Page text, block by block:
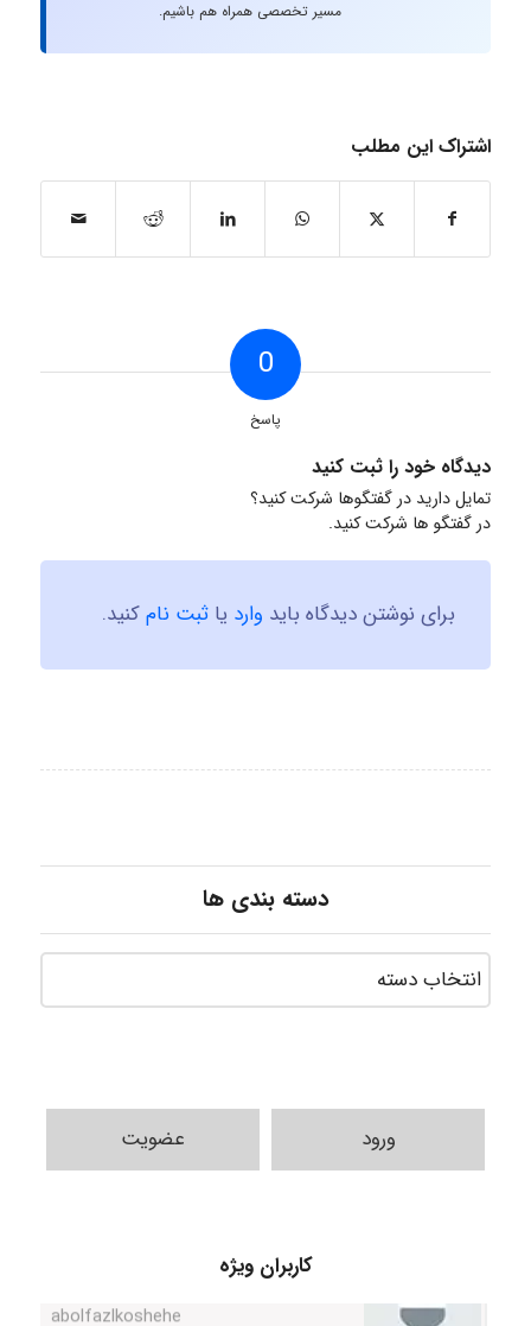
مسیر تخصصی همراه هم باشیم.
اشتراک این مطلب
0
پاسخ
دیدگاه خود را ثبت کنید
تمایل دارید در گفتگوها شرکت کنید؟
در گفتگو ها شرکت کنید.
برای نوشتن دیدگاه باید وارد یا ثبت نامکنید.
دسته بندی ها
ورود عضویت
کاربران ویژه